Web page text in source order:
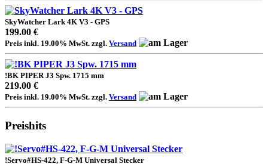
SkyWatcher Lark 4K V3 - GPS
199.00 €
Preis inkl. 19.00% MwSt. zzgl. Versand
!BK PIPER J3 Spw. 1715 mm
219.00 €
Preis inkl. 19.00% MwSt. zzgl. Versand
Preishits
!Servo#HS-422, F-G-M Universal Stecker